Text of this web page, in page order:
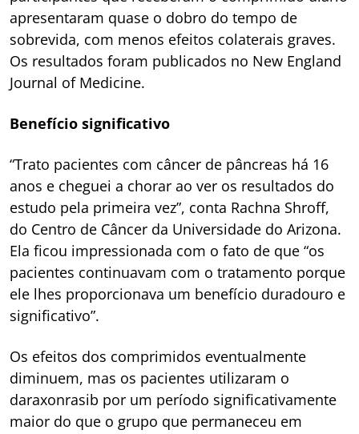
apresentaram quase o dobro do tempo de
sobrevida, com menos efeitos colaterais graves.
Os resultados foram publicados no New England
Journal of Medicine.
Benefício significativo
“Trato pacientes com câncer de pâncreas há 16
anos e cheguei a chorar ao ver os resultados do
estudo pela primeira vez”, conta Rachna Shroff,
do Centro de Câncer da Universidade do Arizona.
Ela ficou impressionada com o fato de que “os
pacientes continuavam com o tratamento porque
ele lhes proporcionava um benefício duradouro e
significativo”.
Os efeitos dos comprimidos eventualmente
diminuem, mas os pacientes utilizaram o
daraxonrasib por um período significativamente
maior do que o grupo que permaneceu em